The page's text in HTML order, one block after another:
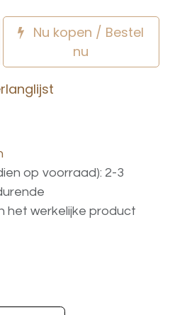
Nu kopen / Bestel
nu
op voorraad): 2-3
het werkelijke product